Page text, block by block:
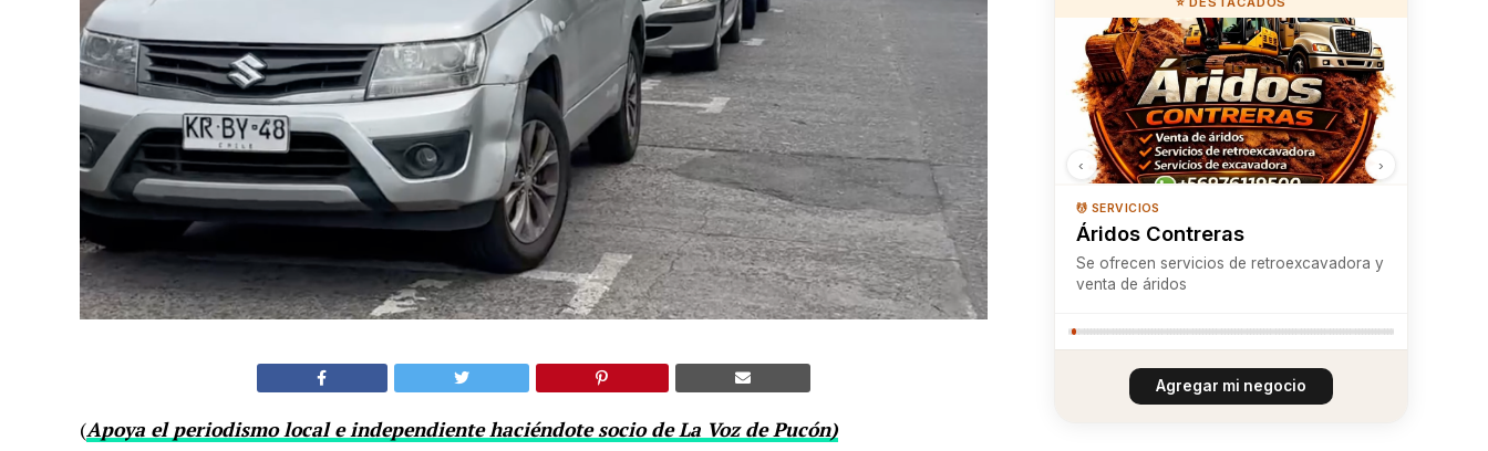
(Apoya el periodismo local e independiente haciéndote socio de La Voz de Pucón)
💆 SERVICIOS
Áridos Contreras
Se ofrecen servicios de retroexcavadora y
venta de áridos
‹ ›
Agregar mi negocio